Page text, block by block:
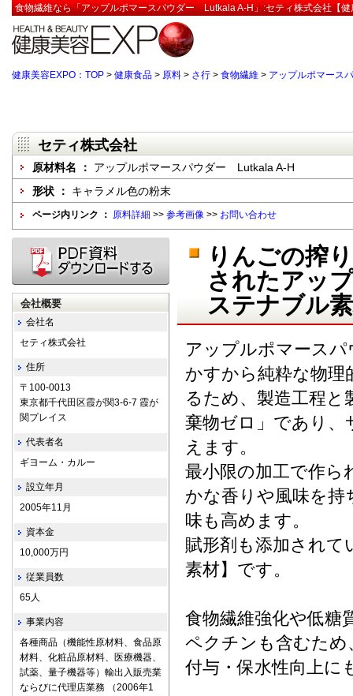
食物繊維なら「アップルポマースパウダー Lutkala A-H」:セティ株式会社【健
健康美容EXPO：TOP > 健康食品 > 原料 > さ行 > 食物繊維 > アップルポマース
セティ株式会社
原材料名 ： アップルポマースパウダー Lutkala A-H
形状 ： キャラメル色の粉末
ページ内リンク ： 原料詳細 >> 参考画像 >> お問い合わせ
りんごの搾
されたアッ
ステナブル
アップルポマース
かすから純粋な物理
るため、製造工程と
棄物ゼロ」であり、
えます。
最小限の加工で作ら
かな香りや風味を
味も高めます。
賦形剤も添加され
素材】です。
食物繊維強化や低糖
ペクチンも含むた
付与・保水性向上に
会社概要
会社名
セティ株式会社
住所
〒100-0013
東京都千代田区霞が関3-6-7 霞が
関プレイス
代表者名
ギヨーム・カルー
設立年月
2005年11月
資本金
10,000万円
従業員数
65人
事業内容
各種商品（機能性原材料、食品原
材料、化粧品原材料、医療機器、
試薬、量子機器等）輸出入販売業
ならびに代理店業務 （2006年1